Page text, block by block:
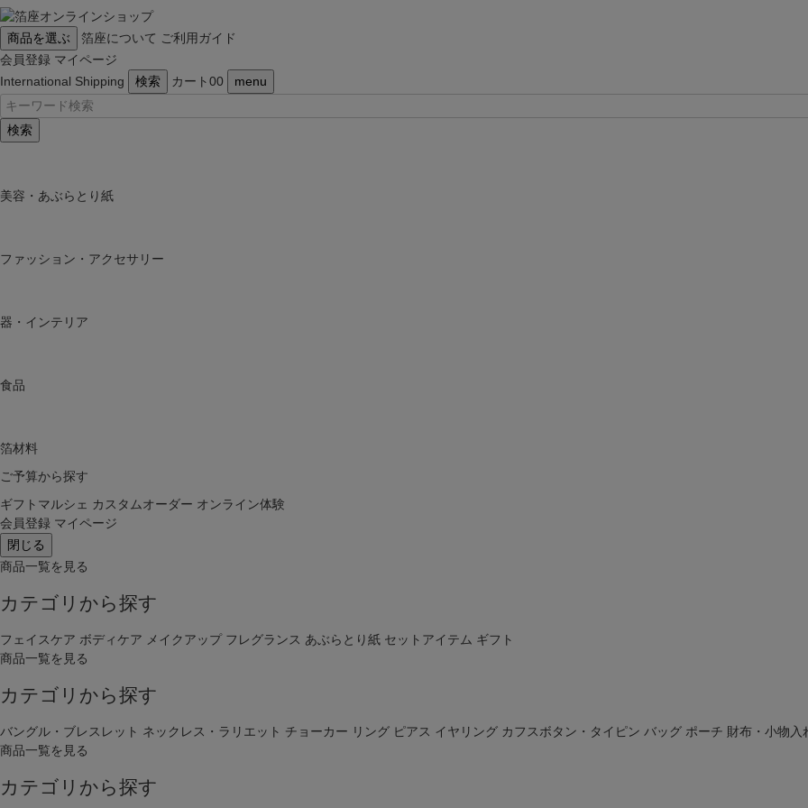
商品を選ぶ 箔座について ご利用ガイド
会員登録 マイページ
International Shipping
検索 カート00 menu
検索
美容・あぶらとり紙
ファッション・アクセサリー
器・インテリア
食品
箔材料
ご予算から探す
ギフトマルシェ カスタムオーダー オンライン体験
会員登録 マイページ
閉じる
商品一覧を見る
カテゴリから探す
フェイスケア ボディケア メイクアップ フレグランス あぶらとり紙 セットアイテム ギフト
商品一覧を見る
カテゴリから探す
バングル・ブレスレット ネックレス・ラリエット チョーカー リング ピアス イヤリング カフスボタン・タイピン バッグ ポーチ 財布・小物入
商品一覧を見る
カテゴリから探す